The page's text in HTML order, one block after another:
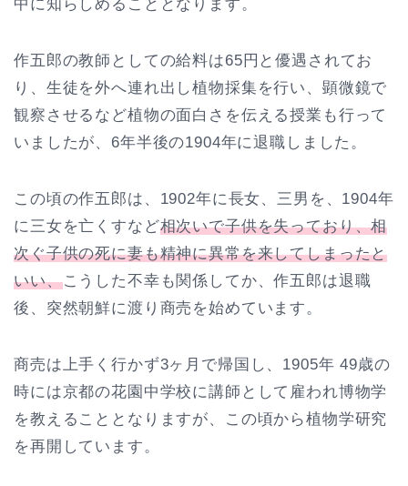
中に知らしめることとなります。
作五郎の教師としての給料は65円と優遇されてお
り、生徒を外へ連れ出し植物採集を行い、顕微鏡で
観察させるなど植物の面白さを伝える授業も行って
いましたが、6年半後の1904年に退職しました。
この頃の作五郎は、1902年に長女、三男を、1904年
に三女を亡くすなど相次いで子供を失っており、相
次ぐ子供の死に妻も精神に異常を来してしまったと
いい、こうした不幸も関係してか、作五郎は退職
後、突然朝鮮に渡り商売を始めています。
商売は上手く行かず3ヶ月で帰国し、1905年 49歳の
時には京都の花園中学校に講師として雇われ博物学
を教えることとなりますが、この頃から植物学研究
を再開しています。